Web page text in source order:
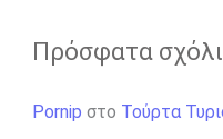
Πρόσφατα
Pornip στο Τούρτα